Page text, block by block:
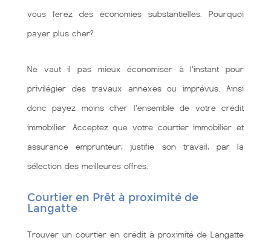
vous ferez des économies substantielles. Pourquoi
payer plus cher?.
Ne vaut il pas mieux économiser à l'instant pour
privilégier des travaux annexes ou imprévus. Ainsi
donc payez moins cher l’ensemble de votre crédit
immobilier. Acceptez que votre courtier immobilier et
assurance emprunteur, justifie son travail, par la
sélection des meilleures offres.
Courtier en Prêt à proximité de
Langatte
Trouver un courtier en crédit à proximité de Langatte